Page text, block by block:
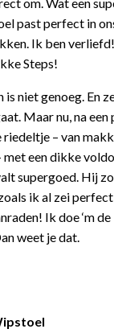
past perfect in
Ik ben verliefd!
Steps!
niet genoeg. En
Maar nu, na een
riedeltje – van
een dikke
supergoed. Hij
ik al zei
Ik doe ‘m
weet je dat.